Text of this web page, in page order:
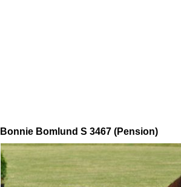
Bonnie Bomlund S 3467 (Pension)